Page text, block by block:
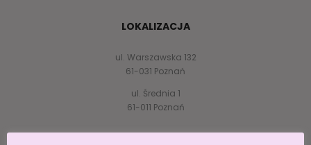
LOKALIZACJA
ul. Warszawska 132
61-031 Poznań
ul. Średnia 1
61-011 Poznań